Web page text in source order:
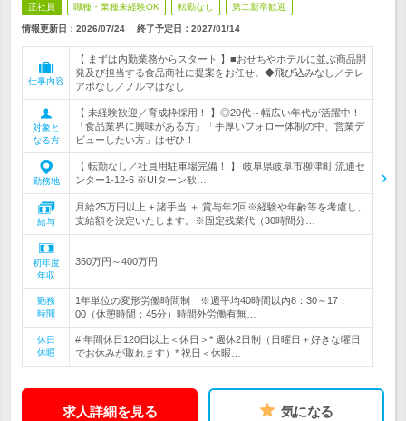
正社員 職種・業種未経験OK 転勤なし 第二新卒歓迎
情報更新日：2026/07/24 終了予定日： 2027/01/14
仕事内容
【 まずは内勤業務からスタート 】■おせちやホテルに並ぶ商品開
発及び担当する食品商社に提案をお任せ。◆飛び込みなし／テレ
アポなし／ノルマはなし
対象と
なる方
【 未経験歓迎／育成枠採用！ 】◎20代～幅広い年代が活躍中！
「食品業界に興味がある方」「手厚いフォロー体制の中、営業デ
ビューしたい方」はぜひ！
勤務地
【 転勤なし／社員用駐車場完備！ 】 岐阜県岐阜市柳津町 流通セ
ンター1-12-6 ※UIターン歓…
給与
月給25万円以上 + 諸手当 ＋ 賞与年2回※経験や年齢等を考慮し、
支給額を決定いたします。※固定残業代（30時間分…
初年度
年収
350万円～400万円
勤務
時間
1年単位の変形労働時間制 ※週平均40時間以内8：30～17：
00（休憩時間：45分）時間外労働有無…
休日
休暇
# 年間休日120日以上＜休日＞* 週休2日制（日曜日＋好きな曜日
でお休みが取れます）* 祝日＜休暇…
求人詳細を見る 気になる